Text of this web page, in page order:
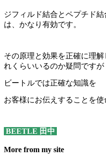
ジフィルド結合とペプチド
は、かなり有効です。
その原理と効果を正確に理
れくらいいるのか疑問ですが
ビートルでは正確な知識を
お客様にお伝えすることを
BEETLE 田中
More from my site